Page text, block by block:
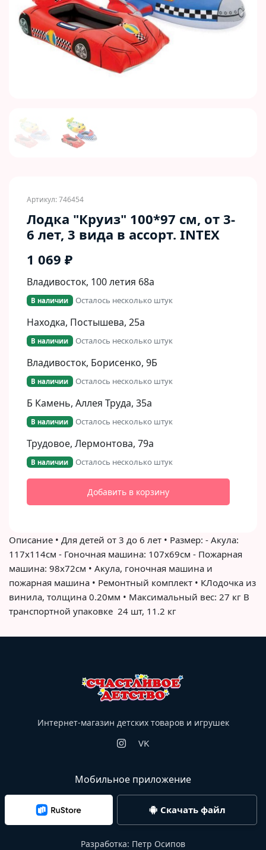
Previous Next
Артикул: 746454
Лодка "Круиз" 100*97 см, от 3-
6 лет, 3 вида в ассорт. INTEX
1 069 ₽
Владивосток, 100 летия 68а
В наличии Осталось несколько штук
Находка, Постышева, 25а
В наличии Осталось несколько штук
Владивосток, Борисенко, 9Б​
В наличии Осталось несколько штук
Б Камень, Аллея Труда, 35а
В наличии Осталось несколько штук
Трудовое, Лермонтова, 79а
В наличии Осталось несколько штук
Добавить в корзину
Описание • Для детей от 3 до 6 лет • Размер: - Акула:
117х114см - Гоночная машина: 107х69см - Пожарная
машина: 98х72см • Акула, гоночная машина и
пожарная машина • Ремонтный комплект • КЛодочка из
винила, толщина 0.20мм • Максимальный вес: 27 кг В
транспортной упаковке 24 шт, 11.2 кг
Интернет-магазин детских товаров и игрушек
VK
Мобильное приложение
Скачать файл
Разработка: Петр Осипов